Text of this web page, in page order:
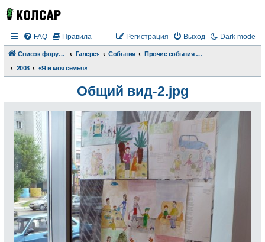
Dark mode
FAQ Правила Выход
Регистрация
Список форумов Галерея События
Прочие события и происшествия
2008
«Я и моя семья»
Общий вид-2.jpg